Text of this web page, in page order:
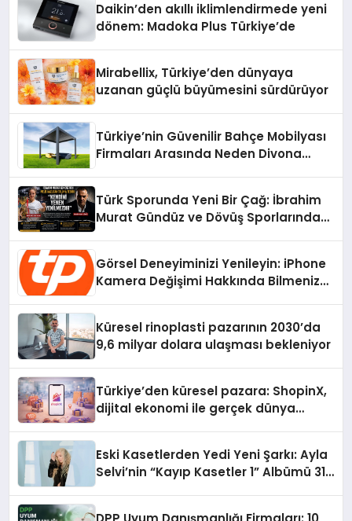
Daikin’den akıllı iklimlendirmede yeni
dönem: Madoka Plus Türkiye’de
Mirabellix, Türkiye’den dünyaya
uzanan güçlü büyümesini sürdürüyor
Türkiye’nin Güvenilir Bahçe Mobilyası
Firmaları Arasında Neden Divona
Türk Sporunda Yeni Bir Çağ: İbrahim
Murat Gündüz ve Dövüş Sporlarında
Görsel Deneyiminizi Yenileyin: iPhone
Kamera Değişimi Hakkında Bilmeniz
Küresel rinoplasti pazarının 2030’da
9,6 milyar dolara ulaşması bekleniyor
Türkiye’den küresel pazara: ShopinX,
dijital ekonomi ile gerçek dünya
Eski Kasetlerden Yedi Yeni Şarkı: Ayla
Selvi’nin “Kayıp Kasetler 1” Albümü 31